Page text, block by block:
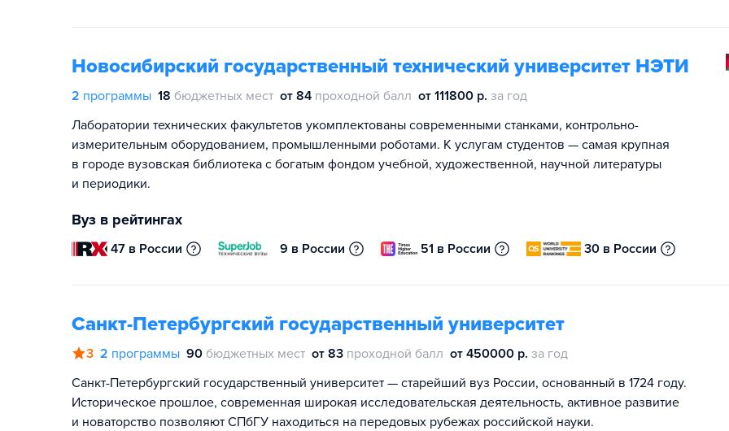
Новосибирский государственный технический университет НЭТИ
2 программы 18 бюджетных мест от 84 проходной балл от 111800 р. за год
Лаборатории технических факультетов укомплектованы современными станками, контрольно-
измерительным оборудованием, промышленными роботами. К услугам студентов — самая крупная
в городе вузовская библиотека с богатым фондом учебной, художественной, научной литературы
и периодики.
Вуз в рейтингах
47 в России 9 в России 51 в России 30 в России
Санкт-Петербургский государственный университет
3 2 программы 90 бюджетных мест от 83 проходной балл от 450000 р. за год
Санкт-Петербургский государственный университет — старейший вуз России, основанный в 1724 году.
Историческое прошлое, современная широкая исследовательская деятельность, активное развитие
и новаторство позволяют СПбГУ находиться на передовых рубежах российской науки.